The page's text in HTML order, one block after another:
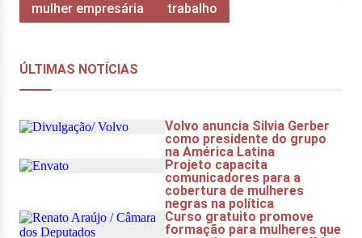
mulher empresária
trabalho